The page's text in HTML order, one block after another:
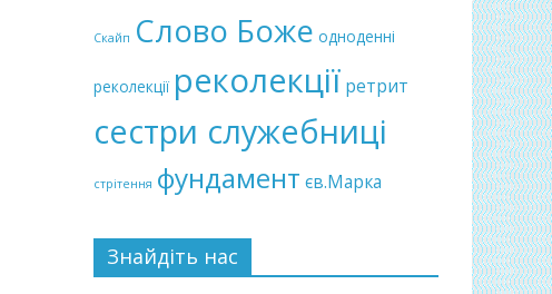
Скайп Слово Боже одноденні
реколекції реколекції ретрит
сестри служебниці
стрітення фундамент єв.Марка
Знайдіть нас